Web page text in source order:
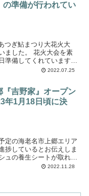
の準備が行われてい
つぎ鮎まつり大花火大
花火大会を素
準備してくれています。
2022.07.25
『吉野家』オープン
年1月18日頃に決
定の海老名市上郷エリア
捗しているとお伝えしま
ュの養生シートが取れて
2022.11.28